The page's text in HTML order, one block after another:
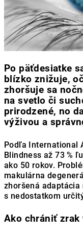
Po päťdesiatke
blízko znižuje,
zhoršuje sa
na svetlo či
prirodzené, no
výživou a
Podľa International
Blindness až 73 %
ako 50 rokov.
makulárna
zhoršená adaptácia
s nedostatkom
Ako chrániť zrak